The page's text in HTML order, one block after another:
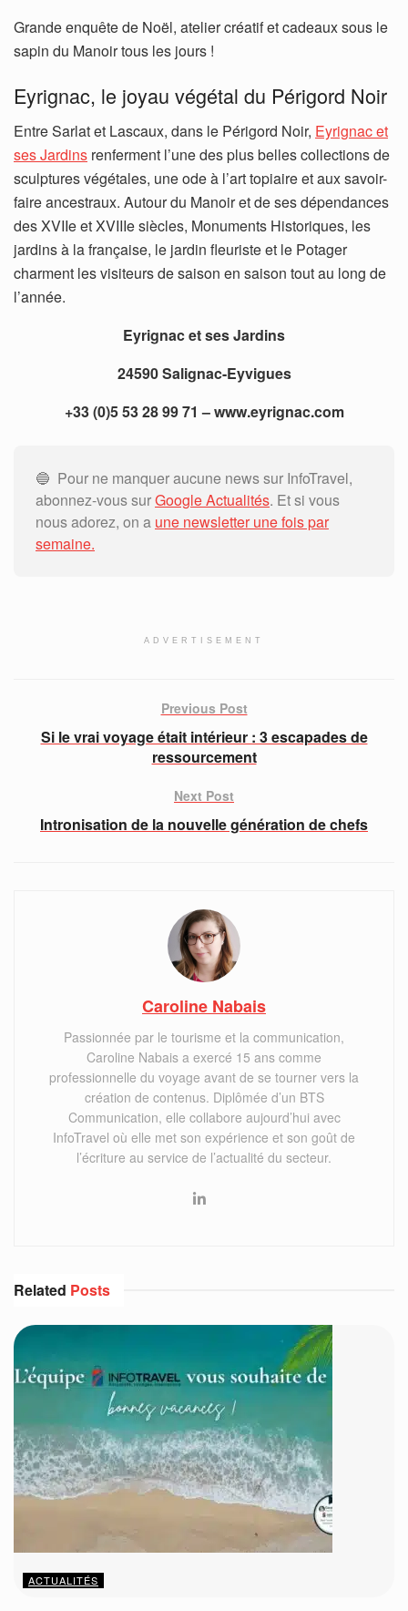
Grande enquête de Noël, atelier créatif et cadeaux sous le
sapin du Manoir tous les jours !
Eyrignac, le joyau végétal du Périgord Noir
Entre Sarlat et Lascaux, dans le Périgord Noir, Eyrignac et
ses Jardins renferment l’une des plus belles collections de
sculptures végétales, une ode à l’art topiaire et aux savoir-
faire ancestraux. Autour du Manoir et de ses dépendances
des XVIIe et XVIIIe siècles, Monuments Historiques, les
jardins à la française, le jardin fleuriste et le Potager
charment les visiteurs de saison en saison tout au long de
l’année.
Eyrignac et ses Jardins
24590 Salignac-Eyvigues
+33 (0)5 53 28 99 71 – www.eyrignac.com
🔵 Pour ne manquer aucune news sur InfoTravel,
abonnez-vous surGoogle Actualités. Et si vous
nous adorez, on a une newsletter une fois par
semaine.
ADVERTISEMENT
Previous Post
Si le vrai voyage était intérieur : 3 escapades de
ressourcement
Next Post
Intronisation de la nouvelle génération de chefs
Caroline Nabais
Passionnée par le tourisme et la communication,
Caroline Nabais a exercé 15 ans comme
professionnelle du voyage avant de se tourner vers la
création de contenus. Diplômée d’un BTS
Communication, elle collabore aujourd’hui avec
InfoTravel où elle met son expérience et son goût de
l’écriture au service de l’actualité du secteur.
Related Posts
ACTUALITÉS